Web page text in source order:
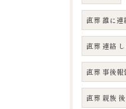
直葬 誰に連
直葬 連絡
直葬 事後報
直葬 親族